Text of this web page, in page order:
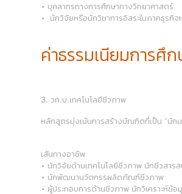
• บุคลากรทางการศึกษาทางวิทยาศาสตร์
• นักวิจัยหรือนักวิชาการอิสระในภาคธุรกิ
ค่าธรรมเนียมการศึ
3. วท.บ.เทคโนโลยีชีวภาพ
หลักสูตรมุ่งเน้นการสร้างบัณฑิตที่เป็น "นัก
เส้นทางอาชีพ
• นักวิจัยด้านเทคโนโลยีชีวภาพ นักชีวสารส
• นักพัฒนานวัตกรรผลิตภัณฑ์ชีวภาพ
• ผู้ประกอบการด้านชีวภาพ นักวิเคราะห์ข้อ